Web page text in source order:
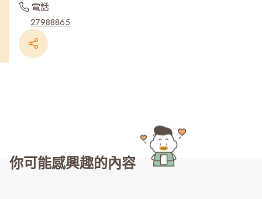
電話
27988865
你可能感興趣的內容